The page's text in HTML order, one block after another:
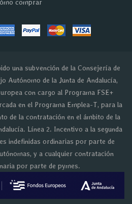
comprar
una subvención de la Consejería de
Autónomo de la Junta de Andalucía,
con cargo al Programa FSE+
en el Programa Emplea-T, para la
de la contratación en el ámbito de la
Línea 2. Incentivo a la segunda
indefinidas ordinarias por parte de
y a cualquier contratación
por parte de pymes.